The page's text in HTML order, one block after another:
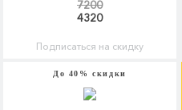
7200
4320
Подписаться на скидку
До 40% скидки